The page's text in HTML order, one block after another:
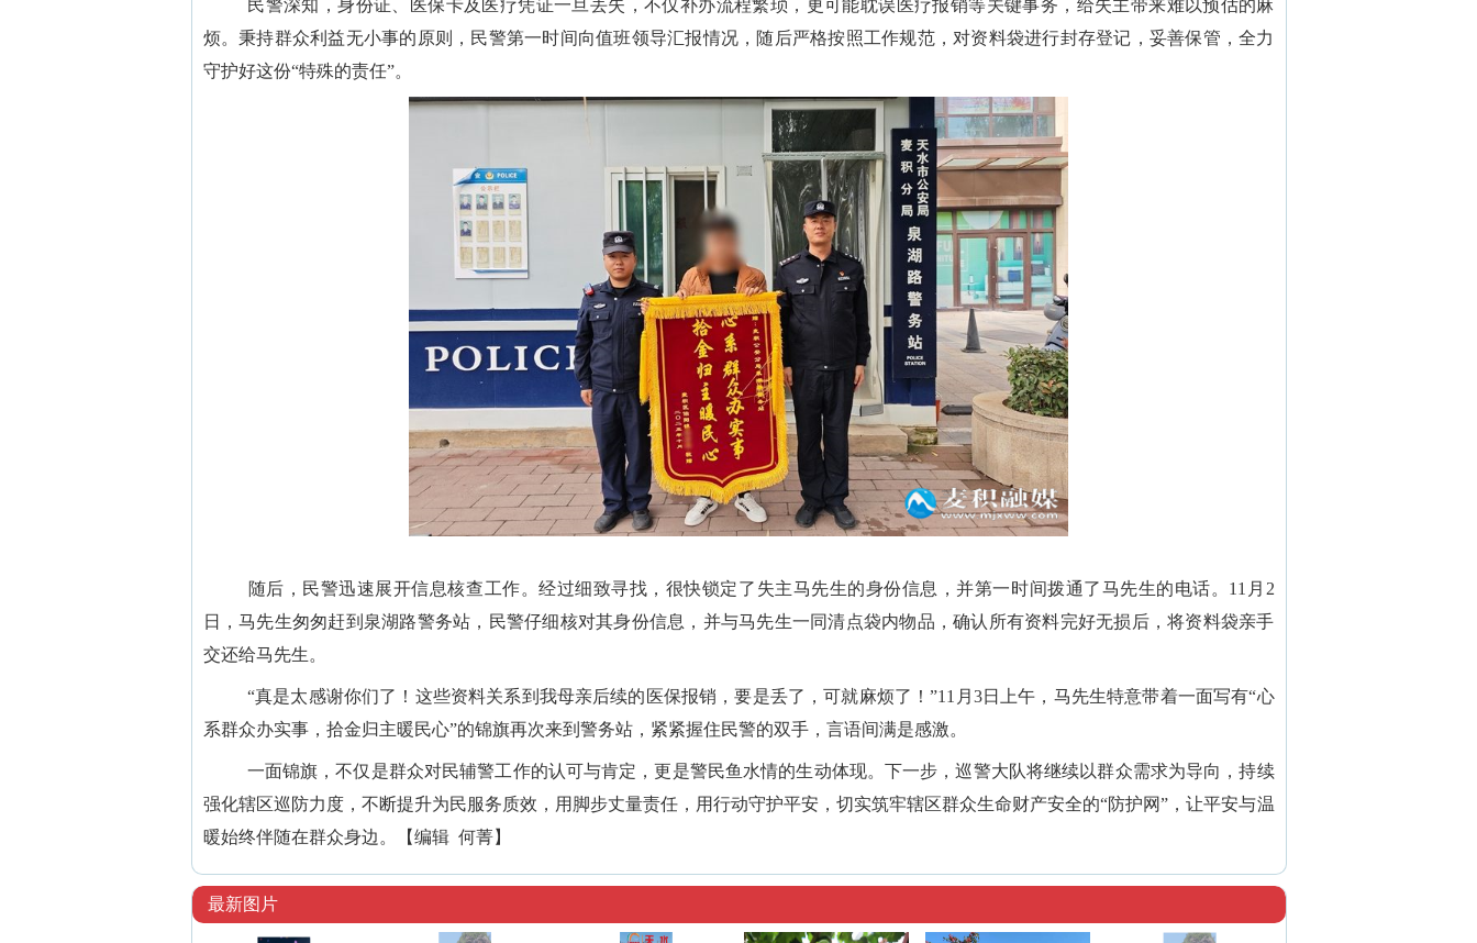
民警深知，身份证、医保卡及医疗凭证一旦丢失，不仅补办流程繁琐，更可能耽误医疗报销等关键事务，给失主带来难以预估的麻
烦。秉持群众利益无小事的原则，民警第一时间向值班领导汇报情况，随后严格按照工作规范，对资料袋进行封存登记，妥善保管，全力
守护好这份“特殊的责任”。
随后，民警迅速展开信息核查工作。经过细致寻找，很快锁定了失主马先生的身份信息，并第一时间拨通了马先生的电话。11月2
日，马先生匆匆赶到泉湖路警务站，民警仔细核对其身份信息，并与马先生一同清点袋内物品，确认所有资料完好无损后，将资料袋亲手
交还给马先生。
“真是太感谢你们了！这些资料关系到我母亲后续的医保报销，要是丢了，可就麻烦了！”11月3日上午，马先生特意带着一面写有“心
系群众办实事，拾金归主暖民心”的锦旗再次来到警务站，紧紧握住民警的双手，言语间满是感激。
一面锦旗，不仅是群众对民辅警工作的认可与肯定，更是警民鱼水情的生动体现。下一步，巡警大队将继续以群众需求为导向，持续
强化辖区巡防力度，不断提升为民服务质效，用脚步丈量责任，用行动守护平安，切实筑牢辖区群众生命财产安全的“防护网”，让平安与温
暖始终伴随在群众身边。【编辑 何菁】
最新图片